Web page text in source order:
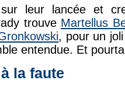
leur lancée et
trouve Martellus
, pour un
entendue. Et
la faute